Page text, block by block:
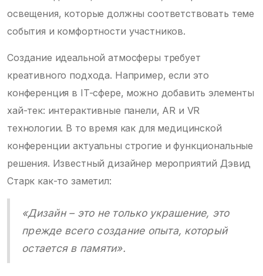
освещения, которые должны соответствовать теме
события и комфортности участников.
Создание идеальной атмосферы требует
креативного подхода. Например, если это
конференция в IT-сфере, можно добавить элементы
хай-тек: интерактивные панели, AR и VR
технологии. В то время как для медицинской
конференции актуальны строгие и функциональные
решения. Известный дизайнер мероприятий Дэвид
Старк как-то заметил:
«Дизайн – это не только украшение, это
прежде всего создание опыта, который
остается в памяти».